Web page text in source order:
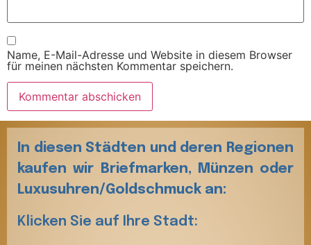
Name, E-Mail-Adresse und Website in diesem Browser
für meinen nächsten Kommentar speichern.
In diesen Städten und deren Regionen
kaufen wir Briefmarken, Münzen oder
Luxusuhren/Goldschmuck an:
Klicken Sie auf Ihre Stadt: